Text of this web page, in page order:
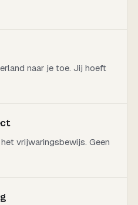
naar je toe. Jij hoeft
vrijwaringsbewijs. Geen